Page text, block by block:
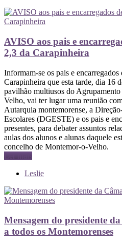
AVISO aos pais e
2,3 da Carapinheira
Informam-se os pais e
Carapinheira que esta tarde, dia 16
pavilhão multiusos do
Velho, vai ter lugar uma reunião
Autarquia montemorense, a
Escolares (DGESTE) e os pais e
presentes, para debater assuntos
aulas dos alunos e alunas daquele
concelho de Montemor-o-Velho.
Ler mais
Leslie
Mensagem do presidente
a todos os Montemorenses